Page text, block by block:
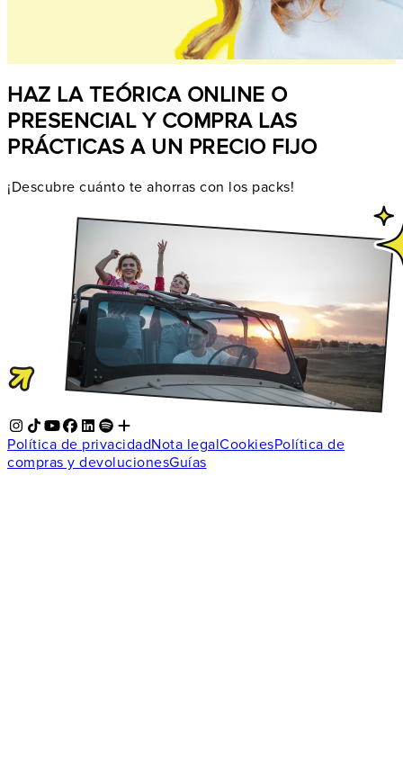
HAZ LA TEÓRICA ONLINE O
PRESENCIAL Y COMPRA LAS
PRÁCTICAS A UN PRECIO FIJO
¡Descubre cuánto te ahorras con los packs!
Política de privacidadNota legalCookiesPolítica de
compras y devolucionesGuías